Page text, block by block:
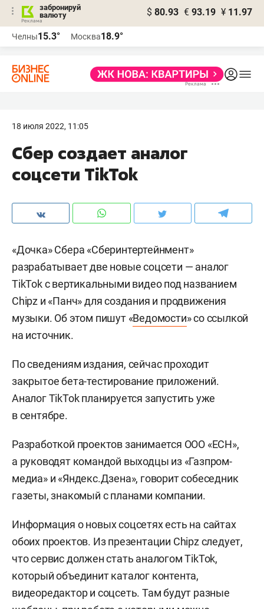
забронируй
валюту
$ 80.93 € 93.19 ¥ 11.97
Челны15.3° Москва18.9°
18 июля 2022, 11:05
Сбер создает аналог
соцсети TikTok
«Дочка» Сбера «Сберинтертейнмент»
разрабатывает две новые соцсети — аналог
TikTok с вертикальными видео под названием
Chipz и «Панч» для создания и продвижения
музыки. Об этом пишут «Ведомости» со ссылкой
на источник.
По сведениям издания, сейчас проходит
закрытое бета-тестирование приложений.
Аналог TikTok планируется запустить уже
в сентябре.
Разработкой проектов занимается ООО «ЕСН»,
а руководят командой выходцы из «Газпром-
медиа» и «Яндекс.Дзена», говорит собеседник
газеты, знакомый с планами компании.
Информация о новых соцсетях есть на сайтах
обоих проектов. Из презентации Chipz следует,
что сервис должен стать аналогом TikTok,
который объединит каталог контента,
видеоредактор и соцсеть. Там будут разные